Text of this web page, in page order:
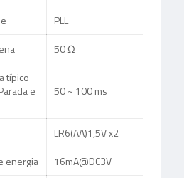
PLL
50 Ω
típico
e
50 ~ 100 ms
LR6(AA)1,5V x2
energia
16mA@DC3V